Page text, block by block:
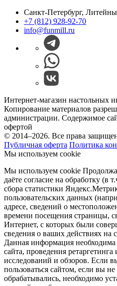
Санкт-Петербург,
+7 (812) 928-92-70
info@funmill.ru
Интернет-магазин настольных
Копирование материалов
администрации. Содержимое
офертой
© 2014–2026. Все права
Публичная оферта Политика
Мы используем cookie
Мы используем cookie
даёте согласие на обработку (в
сбора статистики
пользовательских данных
адресе, сведений о
времени посещения страницы,
Интернет, с которых были
сведения о ваших действиях на
Данная информация
сайта, проведения ретаргетинга
исследований и обзоров. Если
пользоваться сайтом, если вы
обрабатывались, необходимо